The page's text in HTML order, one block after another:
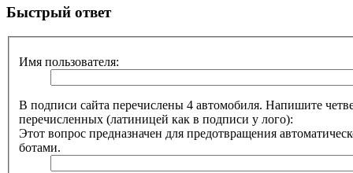
Быстрый ответ
Имя пользователя:
В подписи сайта перечислены 4 автомобиля. Напишите
перечисленных (латиницей как в подписи у лого):
Этот вопрос предназначен для предотвращения
ботами.